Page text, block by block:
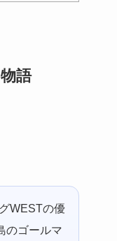
語
WESTの優
のゴールマ